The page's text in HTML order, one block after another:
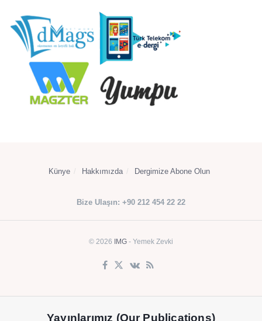
Künye Hakkımızda Dergimize Abone Olun
Bize Ulaşın: +90 212 454 22 22
© 2026 IMG - Yemek Zevki
Yayınlarımız (Our Publications)